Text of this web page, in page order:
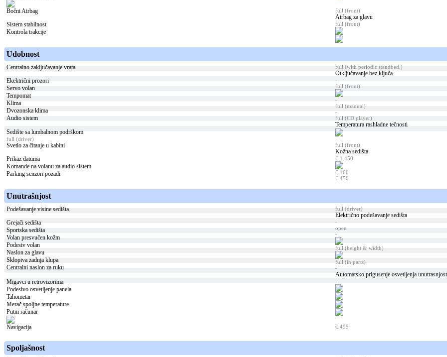
Bočni Airbag full (front)
Airbag za glavu
full (front)
Sistem stabilnost
Kontrola trakcije
Udobnost
Centralno zaključavanje vrata full (with periodic standbed.)
Otključavanje bez ključa
-
Ekektrični prozori
full (front)
Servo volan
Tempomat
-
Klima full (manual)
Dvozonska klima -
Audio sistem full (CD player)
Temperatura rashladne tečnosti
Sedište sa lumbalnom podrškom
full (driver)
Svetlo za čitanje u kabini full (front)
Kožna sedišta
€ 1.450
Prikaz datuma
Komande na volanu za audio sistem
€ 160
Parking senzori pozadi
€ 450
Unutrašnjost
Podešavanje visine sedišta full (driver)
Električno podešavanje sedišta
-
Grejači sedišta
open
Sportska sedišta
-
Volan presvučen kožm
Podesiv volan
full (height & width)
Naslon za glavu
Sklopiva zadnja klupa
full (in parts)
Centralni naslon za ruku -
Automatsko prigusenje osvetljenja
-
Migavci u retrovizorima
Podesivo osvetljenje panela
Tahometar
Merač spoljne temperature
Putni računar
Navigacija € 495
Spoljašnost